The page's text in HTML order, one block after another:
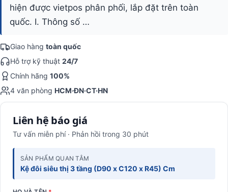
hiện được vietpos phân phối, lắp đặt trên toàn
quốc. I. Thông số …
Giao hàng toàn quốc
Hỗ trợ kỹ thuật 24/7
Chính hãng 100%
4 văn phòng HCM·ĐN·CT·HN
Liên hệ báo giá
Tư vấn miễn phí · Phản hồi trong 30 phút
SẢN PHẨM QUAN TÂM
Kệ đôi siêu thị 3 tầng (D90 x C120 x R45) Cm